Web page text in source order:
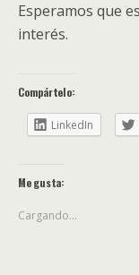
Esperamos que
interés.
Compártelo:
LinkedIn
Me gusta:
Cargando...